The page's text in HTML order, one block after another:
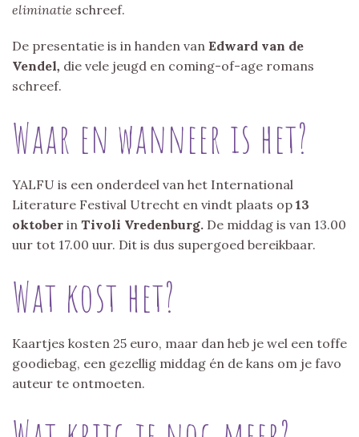
eliminatie schreef.
De presentatie is in handen van Edward van de
Vendel, die vele jeugd en coming-of-age romans
schreef.
Waar en wanneer is het?
YALFU is een onderdeel van het International
Literature Festival Utrecht en vindt plaats op 13
oktober in Tivoli Vredenburg. De middag is van 13.00
uur tot 17.00 uur. Dit is dus supergoed bereikbaar.
Wat kost het?
Kaartjes kosten 25 euro, maar dan heb je wel een toffe
goodiebag, een gezellig middag én de kans om je favo
auteur te ontmoeten.